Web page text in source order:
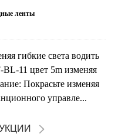
ленты
гибкие света водить
BL-11 цвет 5m изменяя
Покрасьте изменяя
управле...